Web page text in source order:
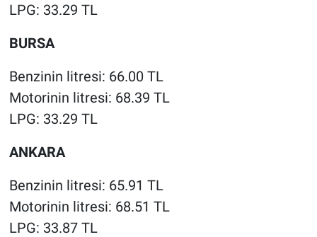
LPG: 33.29 TL
BURSA
Benzinin litresi: 66.00 TL
Motorinin litresi: 68.39 TL
LPG: 33.29 TL
ANKARA
Benzinin litresi: 65.91 TL
Motorinin litresi: 68.51 TL
LPG: 33.87 TL